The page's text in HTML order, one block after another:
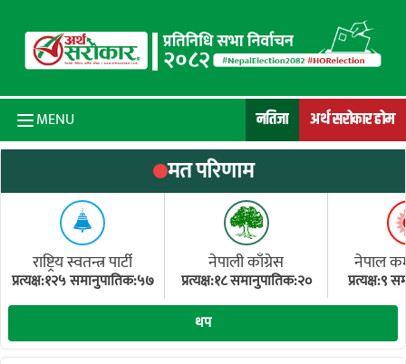
MENU नतिजा अर्थ सरोकार होम
मत परिणाम
राष्ट्रिय स्वतन्त्र पार्टी
प्रत्यक्ष:१२५ समानुपातिक:५७
नेपाली काँग्रेस
प्रत्यक्ष:१८ समानुपातिक:२०
नेपाल
प्रत्यक्ष:९
थप